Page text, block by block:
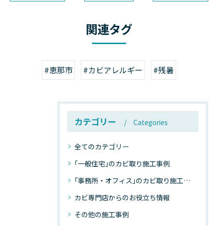
関連タグ
#恵那市 #カビアレルギー #残暑
カテゴリー Categories
全てのカテゴリー
｢一般住宅｣のカビ取り施工事例
｢事務所・オフィス｣のカビ取り施工事例
カビ専門店からのお役立ち情報
その他の施工事例